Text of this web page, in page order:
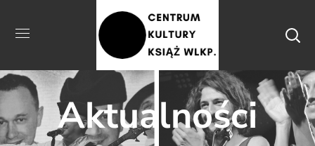
Aktualności